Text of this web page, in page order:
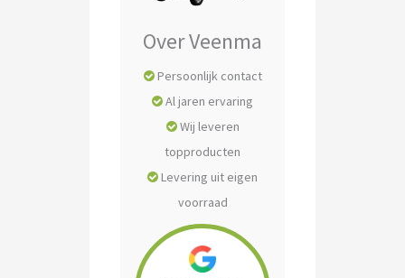
Over Veenma
Persoonlijk contact
Al jaren ervaring
Wij leveren
topproducten
Levering uit eigen
voorraad